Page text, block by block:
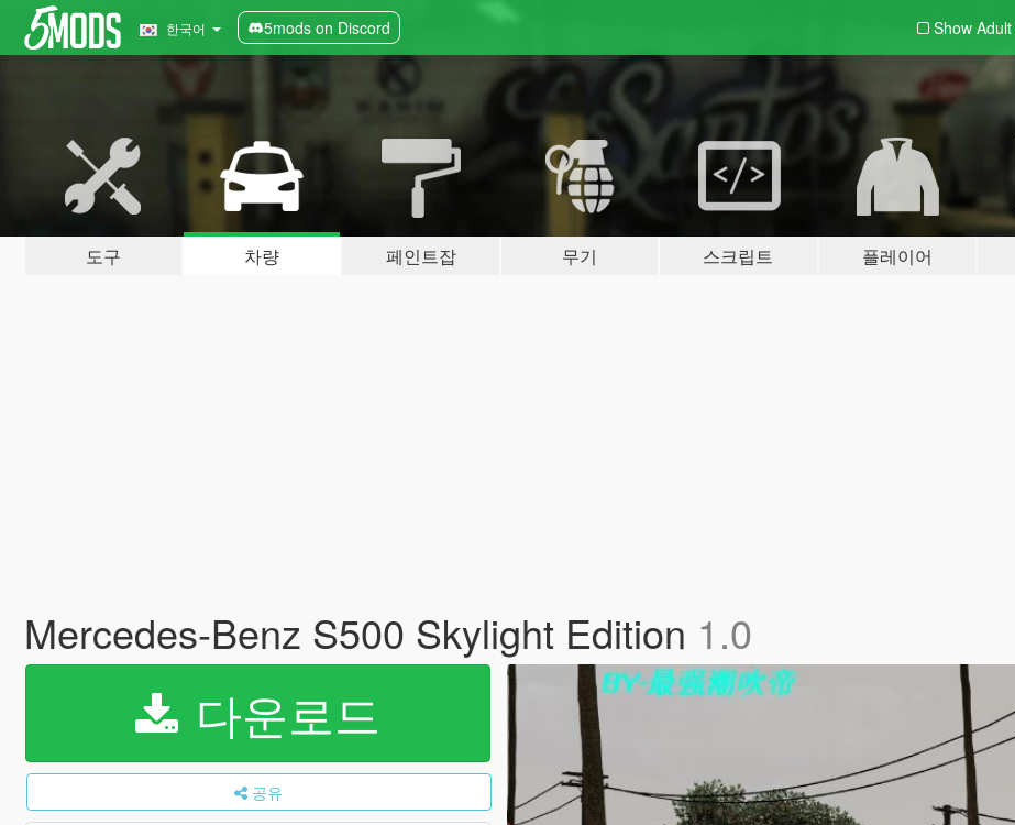
한국어 5mods on Discord Show Adult
도구 차량 페인트잡 무기 스크립트 플레이어
Mercedes-Benz S500 Skylight Edition 1.0
다운로드
공유